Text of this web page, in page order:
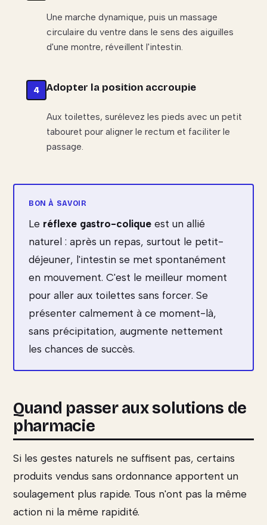
Une marche dynamique, puis un massage
circulaire du ventre dans le sens des aiguilles
d'une montre, réveillent l'intestin.
Adopter la position accroupie
Aux toilettes, surélevez les pieds avec un petit
tabouret pour aligner le rectum et faciliter le
passage.
Le réflexe gastro-colique est un allié
naturel : après un repas, surtout le petit-
déjeuner, l'intestin se met spontanément
en mouvement. C'est le meilleur moment
pour aller aux toilettes sans forcer. Se
présenter calmement à ce moment-là,
sans précipitation, augmente nettement
les chances de succès.
Quand passer aux solutions de
pharmacie
Si les gestes naturels ne suffisent pas, certains
produits vendus sans ordonnance apportent un
soulagement plus rapide. Tous n'ont pas la même
action ni la même rapidité.